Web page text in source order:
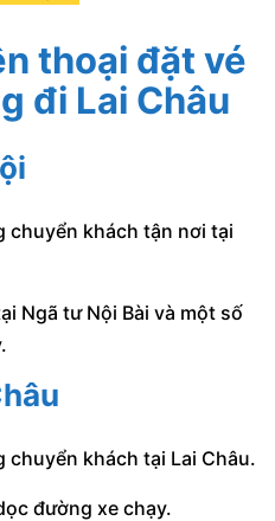
thoại đặt vé
đi Lai Châu
chuyển khách tận nơi tại
Ngã tư Nội Bài và một số
chuyển khách tại Lai Châu.
đường xe chạy.